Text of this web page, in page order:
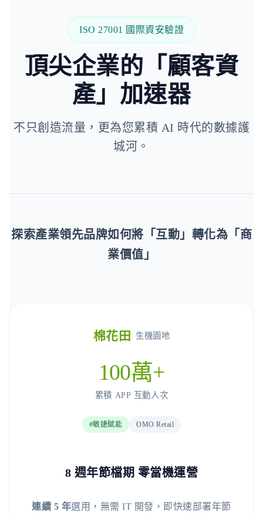
ISO 27001 國際資安驗證
頂尖企業的「顧客資
產」加速器
不只創造流量，更為您累積 AI 時代的數據護
城河。
探索產業領先品牌如何將「互動」轉化為「商
業價值」
棉花田 生機園地
100萬+
累積 APP 互動人次
#敏捷賦能 OMO Retail
8 週年節檔期 零當機運營
連續 5 年選用，無需 IT 開發，即快速部署年節